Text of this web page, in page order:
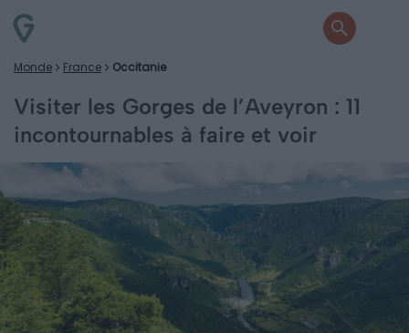
Monde France Occitanie
Visiter les Gorges de l’Aveyron : 11
incontournables à faire et voir